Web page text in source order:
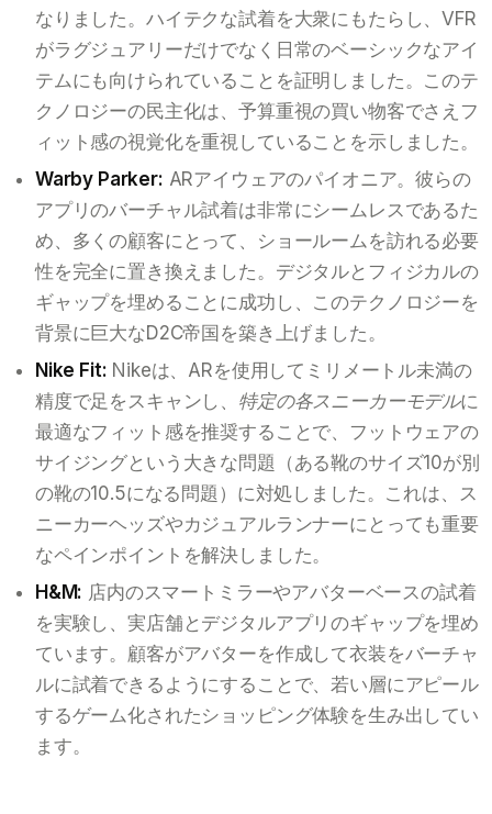
なりました。ハイテクな試着を大衆にもたらし、VFR
がラグジュアリーだけでなく日常のベーシックなアイ
テムにも向けられていることを証明しました。このテ
クノロジーの民主化は、予算重視の買い物客でさえフ
ィット感の視覚化を重視していることを示しました。
Warby Parker: ARアイウェアのパイオニア。彼らの
アプリのバーチャル試着は非常にシームレスであるた
め、多くの顧客にとって、ショールームを訪れる必要
性を完全に置き換えました。デジタルとフィジカルの
ギャップを埋めることに成功し、このテクノロジーを
背景に巨大なD2C帝国を築き上げました。
Nike Fit: Nikeは、ARを使用してミリメートル未満の
精度で足をスキャンし、 特定の各スニーカーモデルに
最適なフィット感を推奨することで、フットウェアの
サイジングという大きな問題（ある靴のサイズ10が別
の靴の10.5になる問題）に対処しました。これは、ス
ニーカーヘッズやカジュアルランナーにとっても重要
なペインポイントを解決しました。
H&M: 店内のスマートミラーやアバターベースの試着
を実験し、実店舗とデジタルアプリのギャップを埋め
ています。顧客がアバターを作成して衣装をバーチャ
ルに試着できるようにすることで、若い層にアピール
するゲーム化されたショッピング体験を生み出してい
ます。